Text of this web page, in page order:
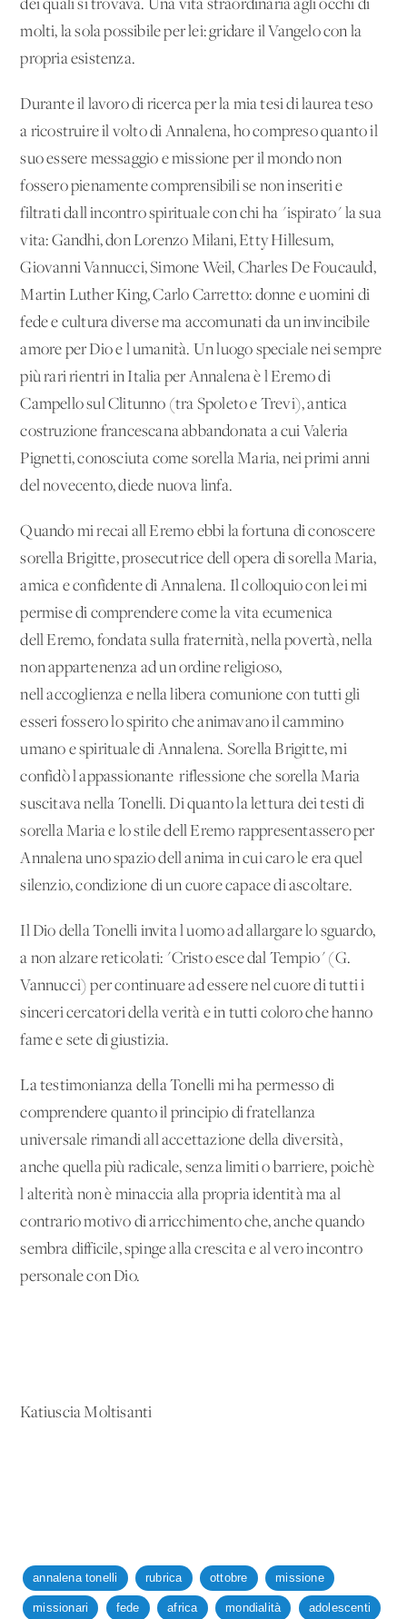
dei quali si trovava. Una vita straordinaria agli occhi di
molti, la sola possibile per lei: gridare il Vangelo con la
propria esistenza.
Durante il lavoro di ricerca per la mia tesi di laurea teso
a ricostruire il volto di Annalena, ho compreso quanto il
suo essere messaggio e missione per il mondo non
fossero pienamente comprensibili se non inseriti e
filtrati dall'incontro spirituale con chi ha "ispirato" la sua
vita: Gandhi, don Lorenzo Milani, Etty Hillesum,
Giovanni Vannucci, Simone Weil, Charles De Foucauld,
Martin Luther King, Carlo Carretto: donne e uomini di
fede e cultura diverse ma accomunati da un invincibile
amore per Dio e l'umanità. Un luogo speciale nei sempre
più rari rientri in Italia per Annalena è l'Eremo di
Campello sul Clitunno (tra Spoleto e Trevi), antica
costruzione francescana abbandonata a cui Valeria
Pignetti, conosciuta come sorella Maria, nei primi anni
del novecento, diede nuova linfa.
Quando mi recai all'Eremo ebbi la fortuna di conoscere
sorella Brigitte, prosecutrice dell'opera di sorella Maria,
amica e confidente di Annalena. Il colloquio con lei mi
permise di comprendere come la vita ecumenica
dell'Eremo, fondata sulla fraternità, nella povertà, nella
non appartenenza ad un ordine religioso,
nell'accoglienza e nella libera comunione con tutti gli
esseri fossero lo spirito che animavano il cammino
umano e spirituale di Annalena. Sorella Brigitte, mi
confidò l'appassionante riflessione che sorella Maria
suscitava nella Tonelli. Di quanto la lettura dei testi di
sorella Maria e lo stile dell'Eremo rappresentassero per
Annalena uno spazio dell'anima in cui caro le era quel
silenzio, condizione di un cuore capace di ascoltare.
Il Dio della Tonelli invita l'uomo ad allargare lo sguardo,
a non alzare reticolati: "Cristo esce dal Tempio" (G.
Vannucci) per continuare ad essere nel cuore di tutti i
sinceri cercatori della verità e in tutti coloro che hanno
fame e sete di giustizia.
La testimonianza della Tonelli mi ha permesso di
comprendere quanto il principio di fratellanza
universale rimandi all'accettazione della diversità,
anche quella più radicale, senza limiti o barriere, poichè
l'alterità non è minaccia alla propria identità ma al
contrario motivo di arricchimento che, anche quando
sembra difficile, spinge alla crescita e al vero incontro
personale con Dio.
Katiuscia Moltisanti
annalena tonelli rubrica ottobre missione
missionari fede africa mondialità adolescenti